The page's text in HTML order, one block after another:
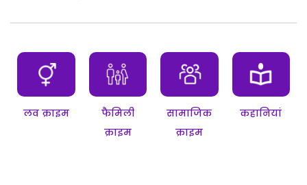
लव क्राइम
फैमिली
क्राइम
सामाजिक
क्राइम
कहानियां